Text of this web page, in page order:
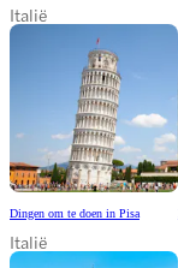
Italië
Dingen om te doen in Pisa
Italië